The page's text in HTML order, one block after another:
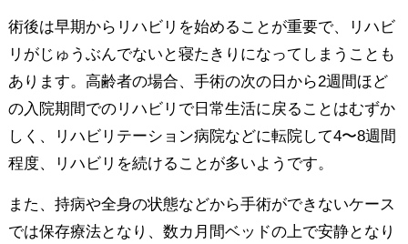
術後は早期からリハビリを始めることが重要で、リハビ
リがじゅうぶんでないと寝たきりになってしまうことも
あります。高齢者の場合、手術の次の日から2週間ほど
の入院期間でのリハビリで日常生活に戻ることはむずか
しく、リハビリテーション病院などに転院して4〜8週間
程度、リハビリを続けることが多いようです。
また、持病や全身の状態などから手術ができないケース
では保存療法となり、数カ月間ベッドの上で安静となり